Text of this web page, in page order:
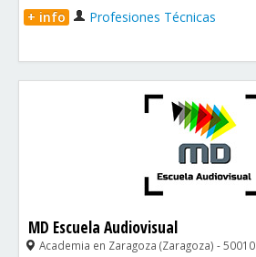
+ info Profesiones Técnicas
MD Escuela Audiovisual
Academia en Zaragoza (Zaragoza) - 50010